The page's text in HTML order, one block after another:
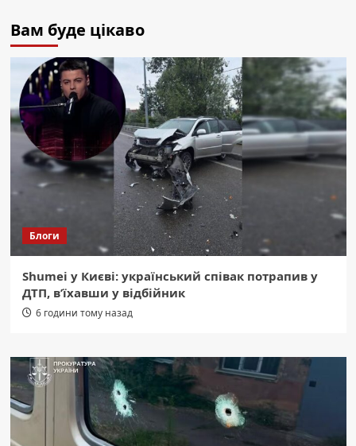
Вам буде цікаво
Блоги
Shumei у Києві: український співак потрапив у
ДТП, в’їхавши у відбійник
6 години тому назад